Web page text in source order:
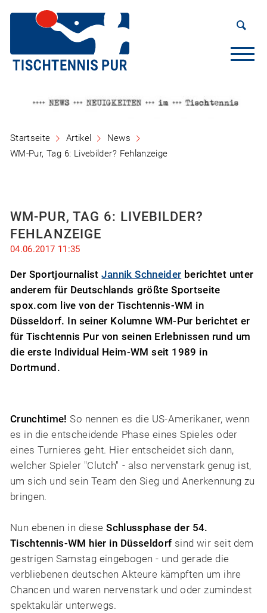
Startseite Artikel
News
WM-Pur, Tag 6: Livebilder? Fehlanzeige
WM-PUR, TAG 6: LIVEBILDER?
FEHLANZEIGE
04.06.2017 11:35
Der SportjournalistJannik Schneider berichtet unter
anderem für Deutschlands größte Sportseite
spox.com live von der Tischtennis-WM in
Düsseldorf. In seiner Kolumne WM-Pur berichtet er
für Tischtennis Pur von seinen Erlebnissen rund um
die erste Individual Heim-WM seit 1989 in
Dortmund.
Crunchtime! So nennen es die US-Amerikaner, wenn
es in die entscheidende Phase eines Spieles oder
eines Turnieres geht. Hier entscheidet sich dann,
welcher Spieler "Clutch" - also nervenstark genug ist,
um sich und sein Team den Sieg und Anerkennung zu
bringen.
Nun ebenen in dieseSchlussphase der 54.
Tischtennis-WM hier in Düsseldorf sind wir seit dem
gestrigen Samstag eingebogen - und gerade die
verbliebenen deutschen Akteure kämpften um ihre
Chancen und waren nervenstark und oder zumindest
spektakulär unterwegs.